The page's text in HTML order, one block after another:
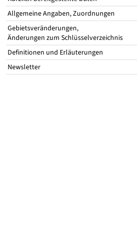
Allgemeine Angaben, Zuordnungen
Gebietsveränderungen,
Änderungen zum Schlüsselverzeichnis
Definitionen und Erläuterungen
Newsletter